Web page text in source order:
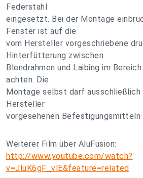
Federstahl
eingesetzt. Bei der Montage
Fenster ist auf die
vom Hersteller vorgeschriebene
Hinterfütterung zwischen
Blendrahmen und Laibing im
achten. Die
Montage selbst darf ausschließlich
Hersteller
vorgesehenen Befestigungsmitteln
Weiterer Film über AluFusion:
http://www.youtube.com/watch?
v=JluK6gF_vlE&feature=related